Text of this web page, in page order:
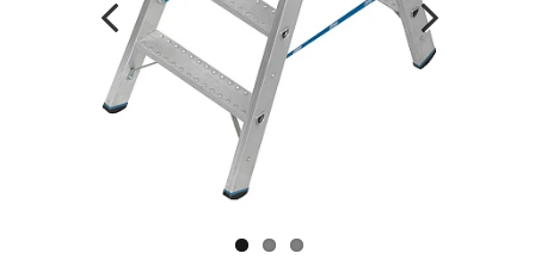
Wcześniejsza
strona
Następne